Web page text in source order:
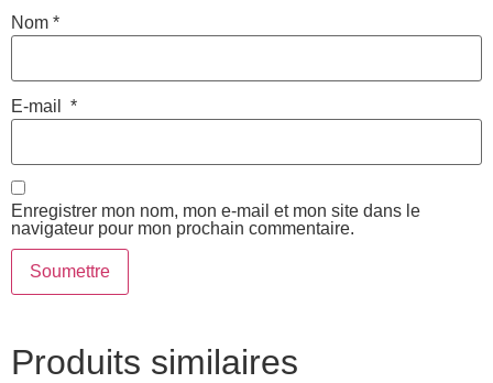
Nom *
E-mail *
Enregistrer mon nom, mon e-mail et mon site dans le
navigateur pour mon prochain commentaire.
Produits similaires